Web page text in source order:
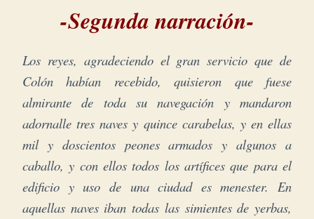
-Segunda narración-
Los reyes, agradeciendo el gran servicio que de
Colón habían recebido, quisieron que fuese
almirante de toda su navegación y mandaron
adornalle tres naves y quince carabelas, y en ellas
mil y doscientos peones armados y algunos a
caballo, y con ellos todos los artífices que para el
edificio y uso de una ciudad es menester. En
aquellas naves iban todas las simientes de yerbas,